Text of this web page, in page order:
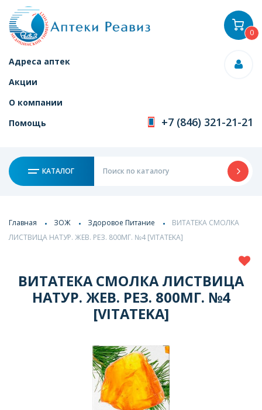
Адреса аптек
Акции
О компании
Помощь
+7 (846) 321-21-21
КАТАЛОГ
0
Главная ЗОЖ Здоровое Питание
ВИТАТЕКА СМОЛКА
ЛИСТВИЦА НАТУР. ЖЕВ. РЕЗ. 800МГ. №4 [VITATEKA]
ВИТАТЕКА СМОЛКА ЛИСТВИЦА
НАТУР. ЖЕВ. РЕЗ. 800МГ. №4
[VITATEKA]